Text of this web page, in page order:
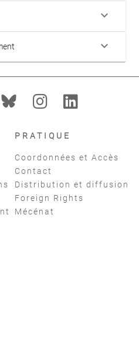
keyboard_arrow_down
keyboard_arrow_down
PRATIQUE
Coordonnées et Accès
Contact
Distribution et diffusion
Foreign Rights
Mécénat